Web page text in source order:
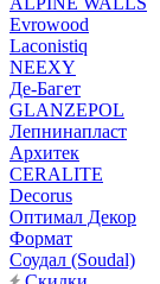
Evrowood
Laconistiq
NEEXY
Де-Багет
GLANZEPOL
Лепнинапласт
Архитек
CERALITE
Decorus
Оптимал Декор
Формат
Соудал (Soudal)